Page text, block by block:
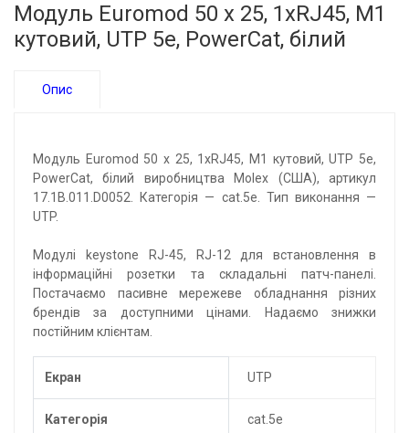
Модуль Euromod 50 х 25, 1xRJ45, M1
кутовий, UTP 5е, PowerCat, білий
Опис
Модуль Euromod 50 х 25, 1xRJ45, M1 кутовий, UTP 5e,
PowerCat, білий виробництва Molex (США), артикул
17.1B.011.D0052. Категорія — cat.5e. Тип виконання —
UTP.
Модулі keystone RJ-45, RJ-12 для встановлення в
інформаційні розетки та складальні патч-панелі.
Постачаємо пасивне мережеве обладнання різних
брендів за доступними цінами. Надаємо знижки
постійним клієнтам.
Екран UTP
Категорія cat.5e